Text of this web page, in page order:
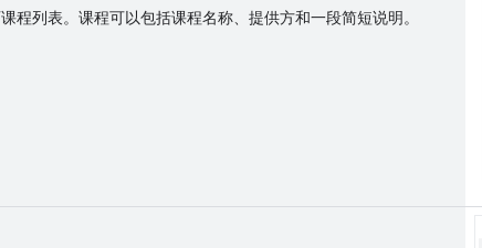
程列表。课程可以包括课程名称、提供方和一段简短说明。